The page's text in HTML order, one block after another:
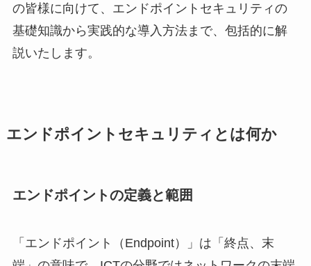
の皆様に向けて、エンドポイントセキュリティの
基礎知識から実践的な導入方法まで、包括的に解
説いたします。
エンドポイントセキュリティとは何か
エンドポイントの定義と範囲
「エンドポイント（Endpoint）」は「終点、末